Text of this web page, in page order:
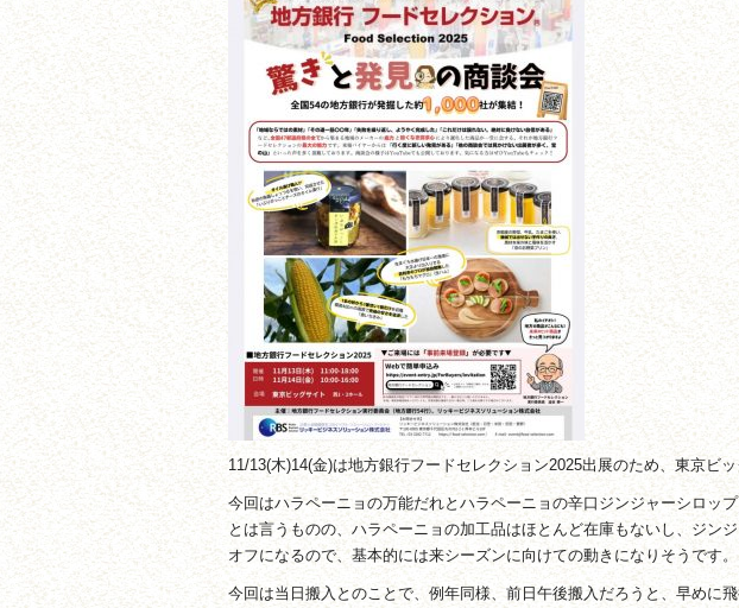
11/13(木)14(金)は地方銀行フードセレクション2025出展のため、東京ビ
今回はハラペーニョの万能だれとハラペーニョの辛口ジンジャーシロッ
とは言うものの、ハラペーニョの加工品はほとんど在庫もないし、ジン
オフになるので、基本的には来シーズンに向けての動きになりそうです。
今回は当日搬入とのことで、例年同様、前日午後搬入だろうと、早めに